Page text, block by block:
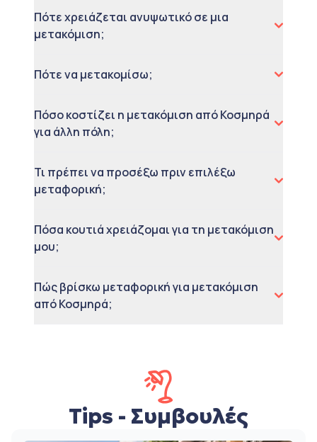
Πότε χρειάζεται ανυψωτικό σε μια
μετακόμιση;
Πότε να μετακομίσω;
Πόσο κοστίζει η μετακόμιση από Κοσμηρά
για άλλη πόλη;
Τι πρέπει να προσέξω πριν επιλέξω
μεταφορική;
Πόσα κουτιά χρειάζομαι για τη μετακόμιση
μου;
Πώς βρίσκω μεταφορική για μετακόμιση
από Κοσμηρά;
Tips - Συμβουλές